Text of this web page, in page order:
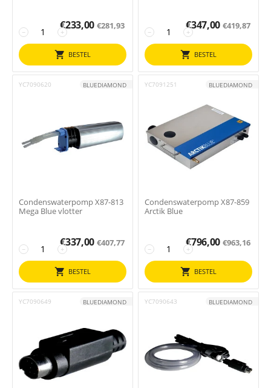
+
−
€233,00 €281,93
BESTEL
+
−
€347,00 €419,87
BESTEL
YC7090620 BLUEDIAMOND
Condenswaterpomp X87-813
Mega Blue vlotter
+
−
€337,00 €407,77
BESTEL
YC7091251 BLUEDIAMOND
Condenswaterpomp X87-859
Arctik Blue
+
−
€796,00 €963,16
BESTEL
YC7090649 BLUEDIAMOND YC7090643 BLUEDIAMOND